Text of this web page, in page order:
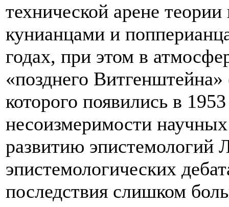
технической арене
кунианцами и
годах, при этом в
«позднего
которого появились в
несоизмеримости
развитию эпистемологий
эпистемологических
последствия слишком